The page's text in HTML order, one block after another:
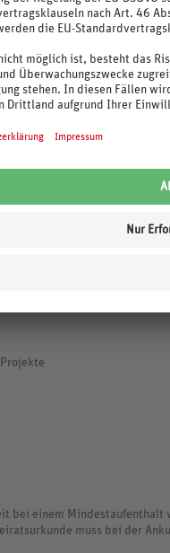
zur Reduzierung des
bei einem Mindestaufenthalt
muss bei der